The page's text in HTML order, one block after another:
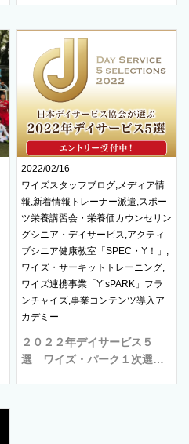
2022/02/16
ワイズスタッフブログ,メディア情
報,新着情報トレーナー派遣,スポー
ツ栄養講習会・栄養価カウンセリン
グシニア・デイサービス,アクティ
ブシニア健康教室「SPEC・Y！」,
ワイズ・サーキットトレーニング,
ワイズ連携事業「Y’sPARK」フラ
ンチャイズ,事業コンテンツ導入ア
カデミー
２０２２年デイサービス５
選 ワイズ・パーク１次選…